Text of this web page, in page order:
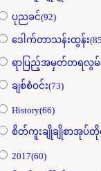
ပုညခင်(92)
ဒေါက်တာသန်းထွန်း
ရာပြည့်အမှတ်တရလွမ်
ချစ်စံဝင်း(73)
History(66)
စိတ်ကူးချိုချိုစာအုပ်တို
2017(60)